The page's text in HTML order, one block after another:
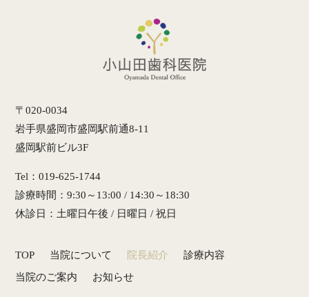
〒020-0034
岩手県盛岡市盛岡駅前通8-11
盛岡駅前ビル3F
Tel：019-625-1744
診療時間：9:30～13:00 / 14:30～18:30
休診日：土曜日午後 / 日曜日 / 祝日
TOP 当院について 院長紹介
診療内容
当院のご案内
お知らせ